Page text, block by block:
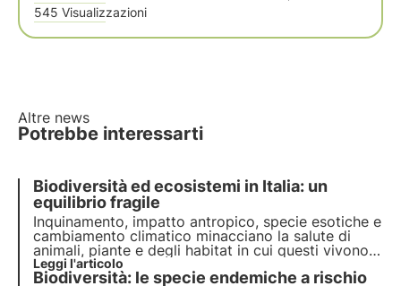
545 Visualizzazioni
Altre news
Potrebbe interessarti
Biodiversità ed ecosistemi in Italia: un
equilibrio fragile
Inquinamento, impatto antropico, specie esotiche e
cambiamento climatico minacciano la salute di
animali, piante e degli habitat in cui questi vivono.
Il programma delle Nazioni Unite entro il 2030
prevede protezione e ripristino. Ma servono azioni
Leggi l'articolo
Biodiversità: le specie endemiche a rischio